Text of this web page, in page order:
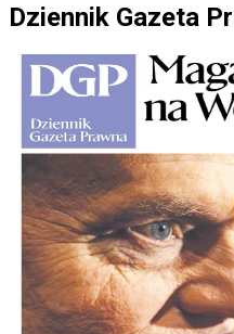
Dziennik Gazeta